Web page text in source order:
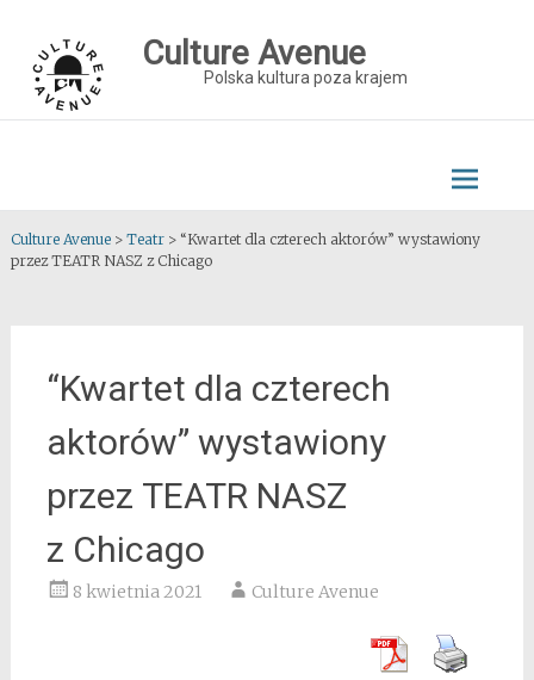
content
Culture Avenue
Polska kultura poza krajem
Culture Avenue> Teatr> “Kwartet dla czterech aktorów” wystawiony
przez TEATR NASZ z Chicago
“Kwartet dla czterech
aktorów” wystawiony
przez TEATR NASZ
z Chicago
8 kwietnia 2021 Culture Avenue